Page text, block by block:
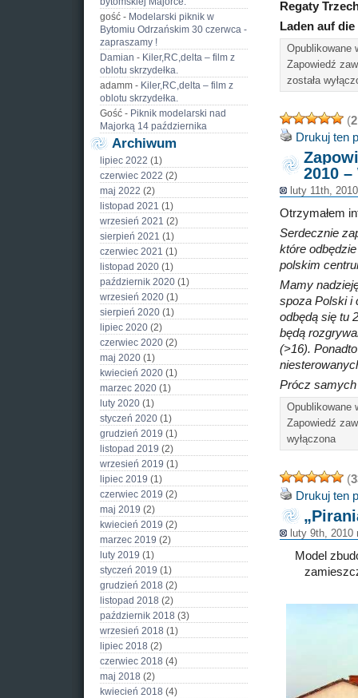
gość - Modelarski piknik w
Bytomiu Odrzańskim 30 czerwca -
zapraszamy !
Damian - Kiler,RC,delta – film z
oblotu skrzydełka.
adamm - Kiler,RC,delta – film z
oblotu skrzydełka.
Gość - Piknik modelarski nad
Majorką 14 października
Archiwum
lipiec 2022 (1)
czerwiec 2022 (2)
maj 2022 (2)
listopad 2021 (1)
wrzesień 2021 (2)
sierpień 2021 (1)
czerwiec 2021 (1)
listopad 2020 (1)
październik 2020 (1)
wrzesień 2020 (1)
sierpień 2020 (1)
lipiec 2020 (2)
czerwiec 2020 (2)
maj 2020 (1)
kwiecień 2020 (1)
marzec 2020 (1)
luty 2020 (1)
styczeń 2020 (1)
grudzień 2019 (1)
listopad 2019 (2)
wrzesień 2019 (1)
lipiec 2019 (1)
czerwiec 2019 (2)
maj 2019 (2)
kwiecień 2019 (2)
marzec 2019 (2)
luty 2019 (1)
styczeń 2019 (1)
grudzień 2018 (2)
listopad 2018 (2)
październik 2018 (3)
wrzesień 2018 (1)
lipiec 2018 (2)
czerwiec 2018 (4)
maj 2018 (2)
kwiecień 2018 (4)
Regaty
Laden auf
Opublikowane
Zapowiedź
została
(2
Drukuj ten
2010 –
luty 11th,
Otrzymałem
Serdecznie
które
polskim
Mamy
spoza Polski i
odbędą się tu
będą
(>16).
Prócz
Opublikowane
Zapowiedź
wyłączona
(
Drukuj ten
luty 9th,
Model